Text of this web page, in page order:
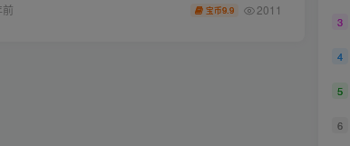
前 宝币9.9 2011
3
4
5
6